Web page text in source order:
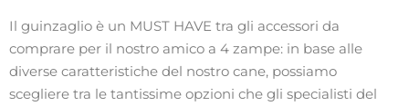
Il guinzaglio è un MUST HAVE tra gli accessori da
comprare per il nostro amico a 4 zampe: in base alle
diverse caratteristiche del nostro cane, possiamo
scegliere tra le tantissime opzioni che gli specialisti del